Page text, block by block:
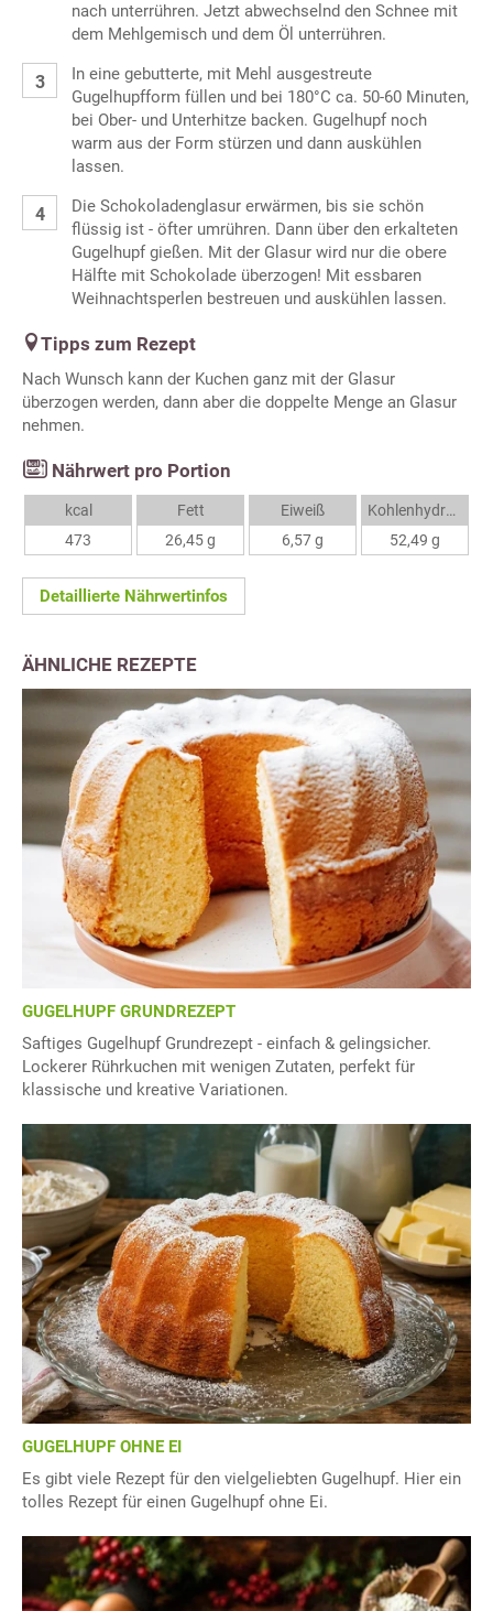
nach unterrühren. Jetzt abwechselnd den Schnee mit
dem Mehlgemisch und dem Öl unterrühren.
In eine gebutterte, mit Mehl ausgestreute
Gugelhupfform füllen und bei 180°C ca. 50-60 Minuten,
bei Ober- und Unterhitze backen. Gugelhupf noch
warm aus der Form stürzen und dann auskühlen
lassen.
Die Schokoladenglasur erwärmen, bis sie schön
flüssig ist - öfter umrühren. Dann über den erkalteten
Gugelhupf gießen. Mit der Glasur wird nur die obere
Hälfte mit Schokolade überzogen! Mit essbaren
Weihnachtsperlen bestreuen und auskühlen lassen.
Tipps zum Rezept
Nach Wunsch kann der Kuchen ganz mit der Glasur
überzogen werden, dann aber die doppelte Menge an Glasur
nehmen.
Nährwert pro Portion
kcal
473
Fett
26,45 g
Eiweiß
6,57 g
Kohlenhydrate
52,49 g
Detaillierte Nährwertinfos
ÄHNLICHE REZEPTE
GUGELHUPF GRUNDREZEPT
Saftiges Gugelhupf Grundrezept - einfach & gelingsicher.
Lockerer Rührkuchen mit wenigen Zutaten, perfekt für
klassische und kreative Variationen.
GUGELHUPF OHNE EI
Es gibt viele Rezept für den vielgeliebten Gugelhupf. Hier ein
tolles Rezept für einen Gugelhupf ohne Ei.